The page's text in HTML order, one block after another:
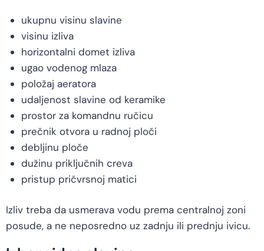
ukupnu visinu slavine
visinu izliva
horizontalni domet izliva
ugao vodenog mlaza
položaj aeratora
udaljenost slavine od keramike
prostor za komandnu ručicu
prečnik otvora u radnoj ploči
debljinu ploče
dužinu priključnih creva
pristup pričvrsnoj matici
Izliv treba da usmerava vodu prema centralnoj zoni
posude, a ne neposredno uz zadnju ili prednju ivicu.